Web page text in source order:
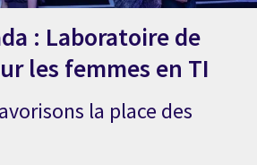
: Laboratoire de
les femmes en TI
la place des